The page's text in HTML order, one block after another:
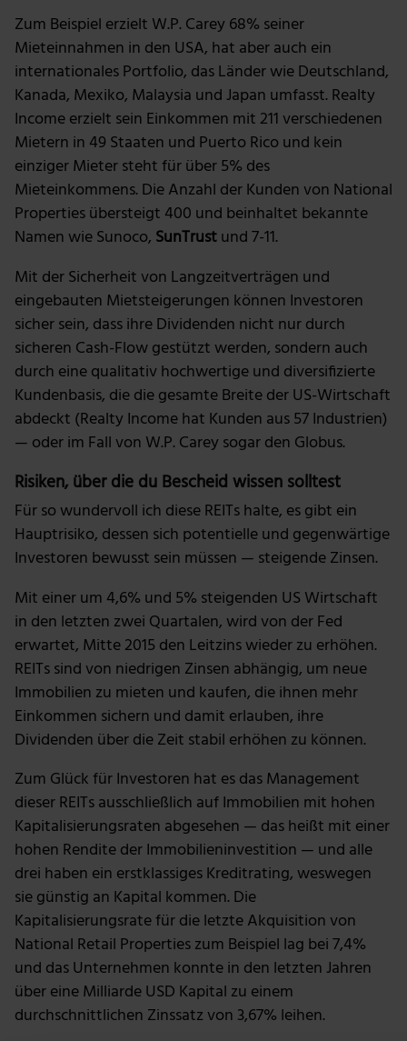
Zum Beispiel erzielt W.P. Carey 68% seiner
Mieteinnahmen in den USA, hat aber auch ein
internationales Portfolio, das Länder wie Deutschland,
Kanada, Mexiko, Malaysia und Japan umfasst. Realty
Income erzielt sein Einkommen mit 211 verschiedenen
Mietern in 49 Staaten und Puerto Rico und kein
einziger Mieter steht für über 5% des
Mieteinkommens. Die Anzahl der Kunden von National
Properties übersteigt 400 und beinhaltet bekannte
Namen wie Sunoco, SunTrustund 7-11.
Mit der Sicherheit von Langzeitverträgen und
eingebauten Mietsteigerungen können Investoren
sicher sein, dass ihre Dividenden nicht nur durch
sicheren Cash-Flow gestützt werden, sondern auch
durch eine qualitativ hochwertige und diversifizierte
Kundenbasis, die die gesamte Breite der US-Wirtschaft
abdeckt (Realty Income hat Kunden aus 57 Industrien)
— oder im Fall von W.P. Carey sogar den Globus.
Risiken, über die du Bescheid wissen solltest
Für so wundervoll ich diese REITs halte, es gibt ein
Hauptrisiko, dessen sich potentielle und gegenwärtige
Investoren bewusst sein müssen — steigende Zinsen.
Mit einer um 4,6% und 5% steigenden US Wirtschaft
in den letzten zwei Quartalen, wird von der Fed
erwartet, Mitte 2015 den Leitzins wieder zu erhöhen.
REITs sind von niedrigen Zinsen abhängig, um neue
Immobilien zu mieten und kaufen, die ihnen mehr
Einkommen sichern und damit erlauben, ihre
Dividenden über die Zeit stabil erhöhen zu können.
Zum Glück für Investoren hat es das Management
dieser REITs ausschließlich auf Immobilien mit hohen
Kapitalisierungsraten abgesehen — das heißt mit einer
hohen Rendite der Immobilieninvestition — und alle
drei haben ein erstklassiges Kreditrating, weswegen
sie günstig an Kapital kommen. Die
Kapitalisierungsrate für die letzte Akquisition von
National Retail Properties zum Beispiel lag bei 7,4%
und das Unternehmen konnte in den letzten Jahren
über eine Milliarde USD Kapital zu einem
durchschnittlichen Zinssatz von 3,67% leihen.